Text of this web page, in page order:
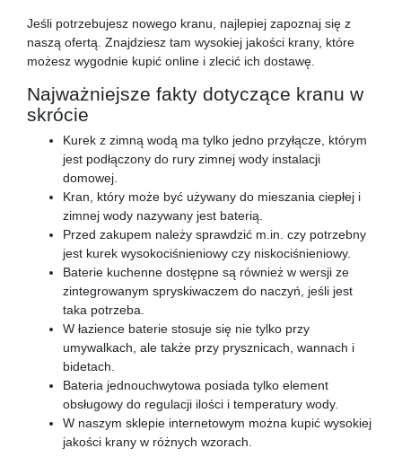
Jeśli potrzebujesz nowego kranu, najlepiej zapoznaj się z
naszą ofertą. Znajdziesz tam wysokiej jakości krany, które
możesz wygodnie kupić online i zlecić ich dostawę.
Najważniejsze fakty dotyczące kranu w
skrócie
Kurek z zimną wodą ma tylko jedno przyłącze, którym
jest podłączony do rury zimnej wody instalacji
domowej.
Kran, który może być używany do mieszania ciepłej i
zimnej wody nazywany jest baterią.
Przed zakupem należy sprawdzić m.in. czy potrzebny
jest kurek wysokociśnieniowy czy niskociśnieniowy.
Baterie kuchenne dostępne są również w wersji ze
zintegrowanym spryskiwaczem do naczyń, jeśli jest
taka potrzeba.
W łazience baterie stosuje się nie tylko przy
umywalkach, ale także przy prysznicach, wannach i
bidetach.
Bateria jednouchwytowa posiada tylko element
obsługowy do regulacji ilości i temperatury wody.
W naszym sklepie internetowym można kupić wysokiej
jakości krany w różnych wzorach.